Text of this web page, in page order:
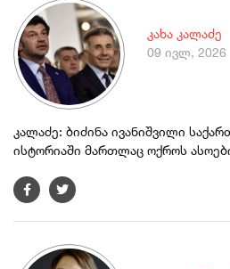
კალაძე: ბიძინა ივანიშვილი
ისტორიაში მართლაც ოქროს
კახა კალაძე
09 ივლ, 2026